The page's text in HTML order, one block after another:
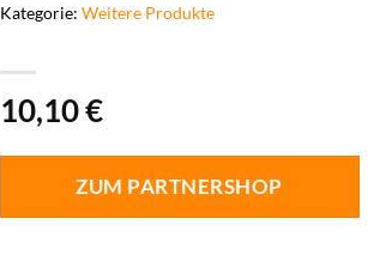
10,10€
ZUM PARTNERSHOP
Kategorie: Weitere Produkte